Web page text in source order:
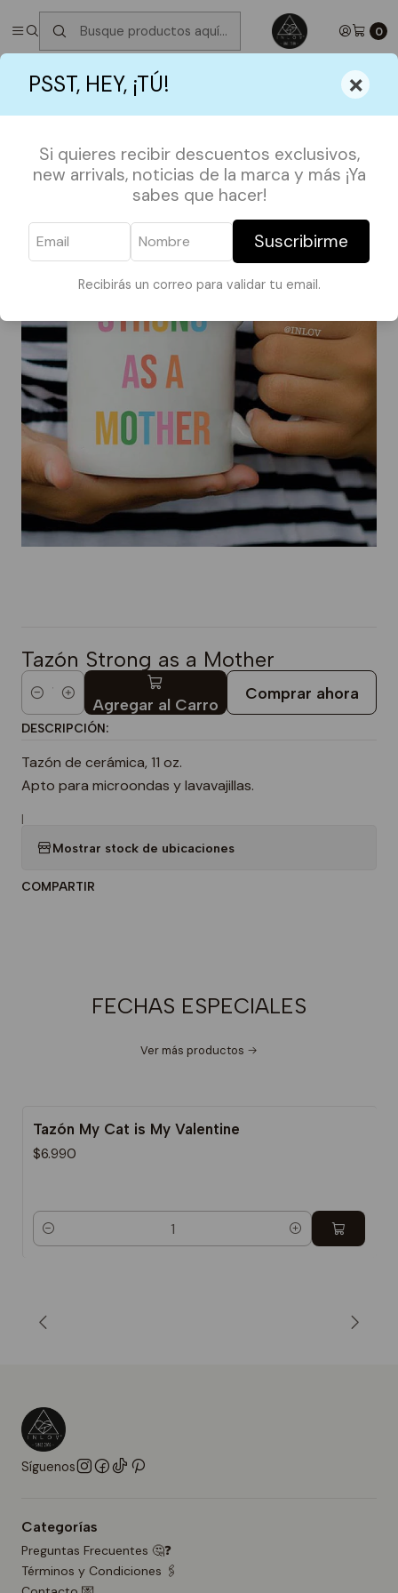
PSST, HEY, ¡TÚ! ×
Si quieres recibir descuentos exclusivos,
new arrivals, noticias de la marca y más ¡Ya
sabes que hacer!
Suscribirme
Recibirás un correo para validar tu email.
0
✮ ⋆ ˚｡𖦹 ⋆｡°✩Próximos Despachos martes 11 de Agosto
⋆｡°✩
TAZAS
Tazón Strong as a Mother
Tazón Strong as a Mother
Cantidad Agregar al Carro
Comprar ahora
DESCRIPCIÓN:
Tazón de cerámica, 11 oz.
Apto para microondas y lavavajillas.
|
Mostrar stock de ubicaciones
COMPARTIR
FECHAS ESPECIALES
Ver más productos
Tazón My Cat is My Valentine
$6.990
Cantidad
Síguenos
Categorías
Preguntas Frecuentes 🤔❓
Términos y Condiciones 🖇️